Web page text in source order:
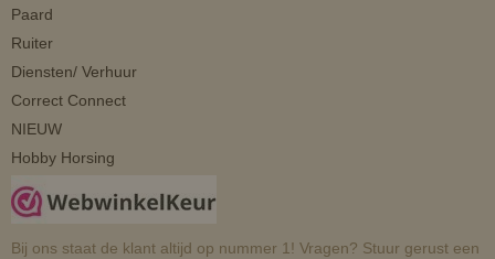
Paard
Ruiter
Diensten/ Verhuur
Correct Connect
NIEUW
Hobby Horsing
Bij ons staat de klant altijd op nummer 1! Vragen? Stuur gerust een